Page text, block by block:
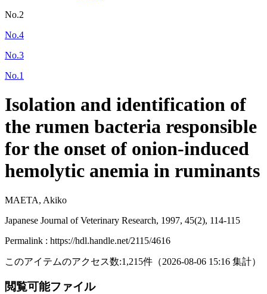
No.2
No.4
No.3
No.1
Isolation and identification of
the rumen bacteria responsible
for the onset of onion-induced
hemolytic anemia in ruminants
MAETA, Akiko
Japanese Journal of Veterinary Research, 1997, 45(2), 114-115
Permalink : https://hdl.handle.net/2115/4616
このアイテムのアクセス数:1,215件 （2026-08-06 15:16 集計）
閲覧可能ファイル